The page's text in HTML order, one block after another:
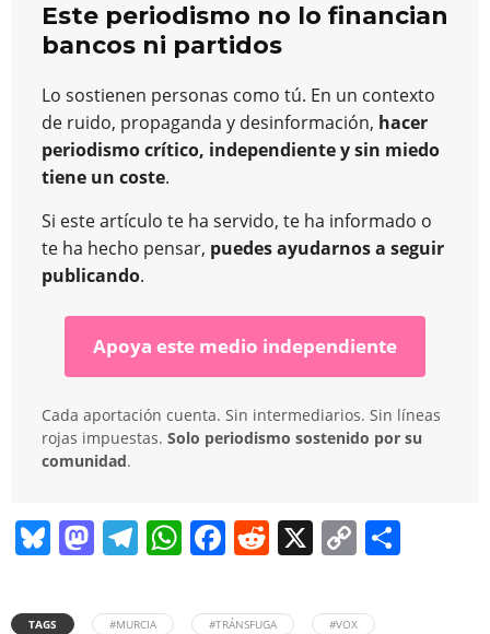
Este periodismo no lo financian
bancos ni partidos
Lo sostienen personas como tú. En un contexto
de ruido, propaganda y desinformación, hacer
periodismo crítico, independiente y sin miedo
tiene un coste.
Si este artículo te ha servido, te ha informado o
te ha hecho pensar, puedes ayudarnos a seguir
publicando.
Apoya este medio independiente
Cada aportación cuenta. Sin intermediarios. Sin líneas
rojas impuestas. Solo periodismo sostenido por su
comunidad.
Bl
e
M
st
T
e
W
at
F
c
R
d
X
C
p
TAGS #MURCIA #TRÁNSFUGA #VOX